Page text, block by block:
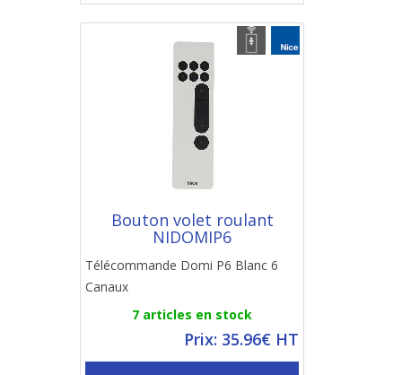
Bouton volet roulant
NIDOMIP6
Télécommande Domi P6 Blanc 6
Canaux
7 articles en stock
Prix: 35.96€ HT